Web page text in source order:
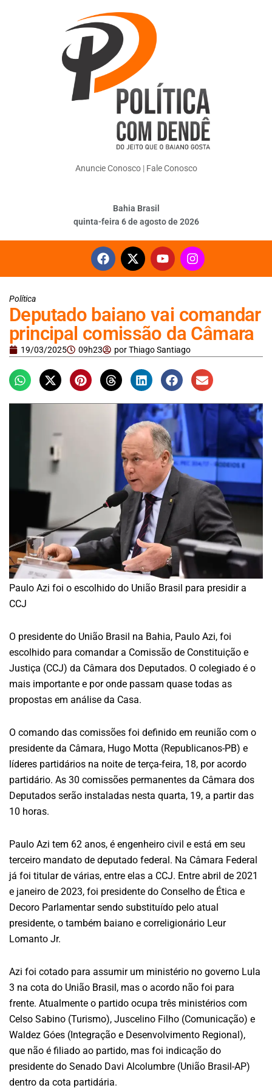
Anuncie Conosco| Fale Conosco
Bahia Brasil
quinta-feira 6 de agosto de 2026
Política
Deputado baiano vai comandar
principal comissão da Câmara
19/03/2025 09h23 porThiago Santiago
Paulo Azi foi o escolhido do União Brasil para presidir a
CCJ
O presidente do União Brasil na Bahia, Paulo Azi, foi
escolhido para comandar a Comissão de Constituição e
Justiça (CCJ) da Câmara dos Deputados. O colegiado é o
mais importante e por onde passam quase todas as
propostas em análise da Casa.
O comando das comissões foi definido em reunião com o
presidente da Câmara, Hugo Motta (Republicanos-PB) e
líderes partidários na noite de terça-feira, 18, por acordo
partidário. As 30 comissões permanentes da Câmara dos
Deputados serão instaladas nesta quarta, 19, a partir das
10 horas.
Paulo Azi tem 62 anos, é engenheiro civil e está em seu
terceiro mandato de deputado federal. Na Câmara Federal
já foi titular de várias, entre elas a CCJ. Entre abril de 2021
e janeiro de 2023, foi presidente do Conselho de Ética e
Decoro Parlamentar sendo substituído pelo atual
presidente, o também baiano e correligionário Leur
Lomanto Jr.
Azi foi cotado para assumir um ministério no governo Lula
3 na cota do União Brasil, mas o acordo não foi para
frente. Atualmente o partido ocupa três ministérios com
Celso Sabino (Turismo), Juscelino Filho (Comunicação) e
Waldez Góes (Integração e Desenvolvimento Regional),
que não é filiado ao partido, mas foi indicação do
presidente do Senado Davi Alcolumbre (União Brasil-AP)
dentro da cota partidária.